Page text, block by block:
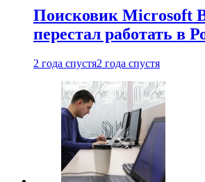
Поисковик Microsoft
перестал работать в
2 года спустя2 года спустя